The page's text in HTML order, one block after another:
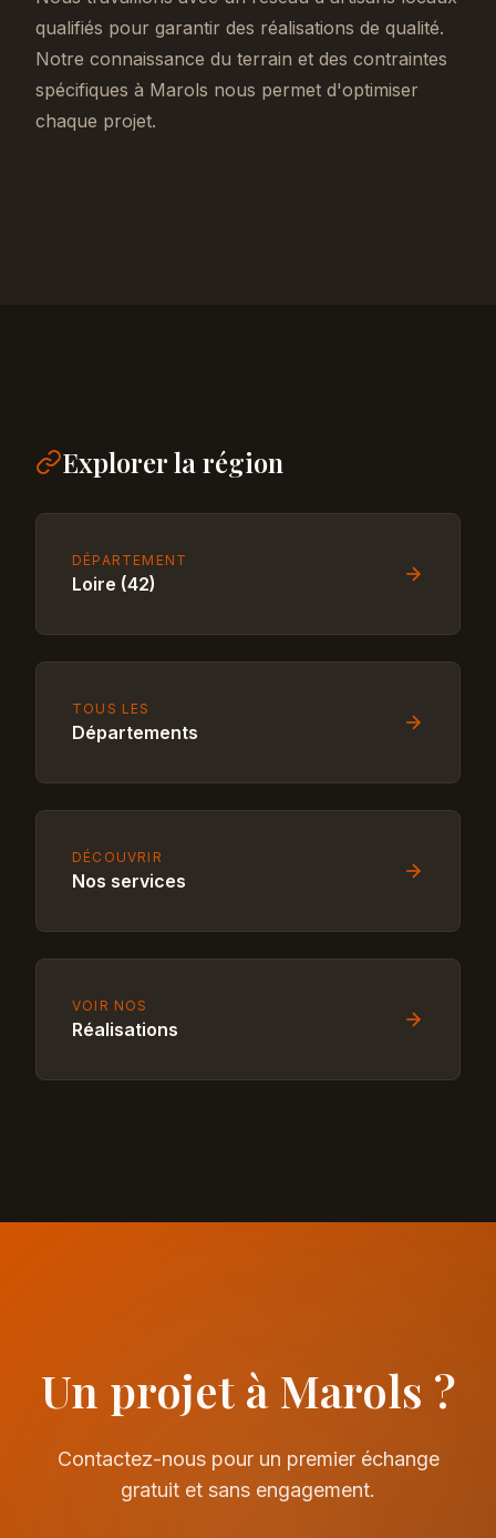
qualifiés pour garantir des réalisations de qualité.
Notre connaissance du terrain et des contraintes
spécifiques à Marols nous permet d'optimiser
chaque projet.
Explorer la région
DÉPARTEMENT
Loire (42)
TOUS LES
Départements
DÉCOUVRIR
Nos services
VOIR NOS
Réalisations
Un projet à Marols ?
Contactez-nous pour un premier échange
gratuit et sans engagement.